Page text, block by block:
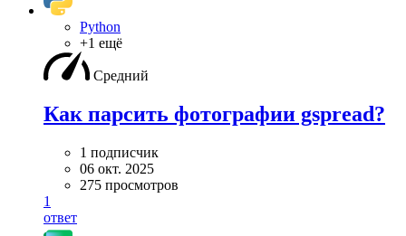
Python
+1 ещё
Средний
Как парсить фотографии gspread?
1 подписчик
06 окт. 2025
275 просмотров
1
ответ